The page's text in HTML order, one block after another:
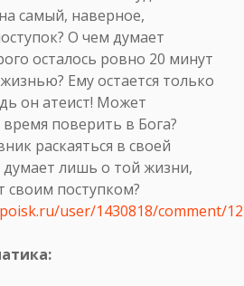
самый, наверное,
О чем думает
осталось ровно 20 минут
Ему остается только
он атеист! Может
время поверить в Бога?
раскаяться в своей
думает лишь о той жизни,
своим поступком?
user/1430818/comment/